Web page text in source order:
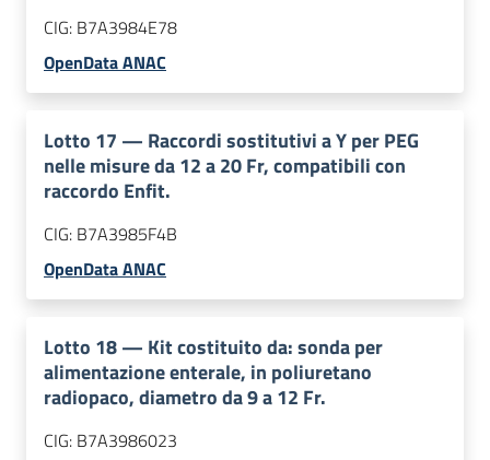
CIG: B7A3984E78
OpenData ANAC
Lotto 17 — Raccordi sostitutivi a Y per PEG
nelle misure da 12 a 20 Fr, compatibili con
raccordo Enfit.
CIG: B7A3985F4B
OpenData ANAC
Lotto 18— Kit costituito da: sonda per
alimentazione enterale, in poliuretano
radiopaco, diametro da 9 a 12 Fr.
CIG: B7A3986023